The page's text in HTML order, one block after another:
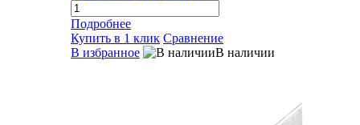
Подробнее
Купить в 1 клик Сравнение
В избранное
В наличии